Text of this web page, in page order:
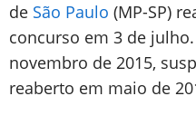
de São Paulo (MP-SP)
concurso em 3 de
novembro de 2015,
reaberto em maio de